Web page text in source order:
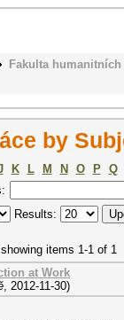
Fakulta
by
K L M N O P
Q
Results:
showing items 1-1 of 1
at Work
, 2012-11-30)